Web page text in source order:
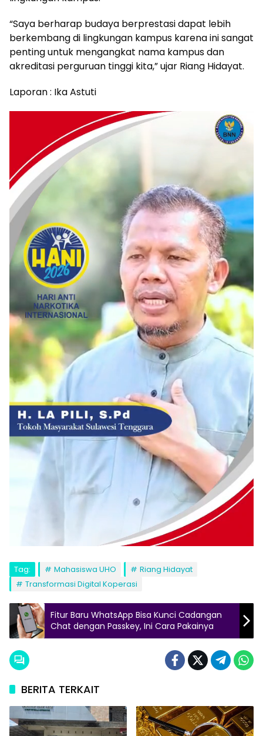
“Saya berharap budaya berprestasi dapat lebih
berkembang di lingkungan kampus karena ini sangat
penting untuk mengangkat nama kampus dan
akreditasi perguruan tinggi kita,” ujar Riang Hidayat.
Laporan : Ika Astuti
Tag: Mahasiswa UHO
Riang Hidayat
Transformasi Digital Koperasi
Fitur Baru WhatsApp Bisa Kunci Cadangan
Chat dengan Passkey, Ini Cara Pakainya
BERITA TERKAIT